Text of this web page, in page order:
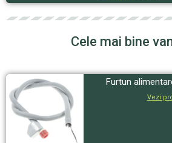
Cele mai bine
Furtun
Vezi